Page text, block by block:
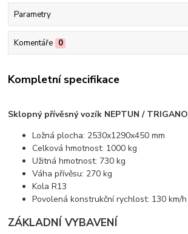
Parametry
Komentáře 0
Kompletní specifikace
Sklopný přívěsný vozík NEPTUN / TRIGANO
Ložná plocha: 2530x1290x450 mm
Celková hmotnost: 1000 kg
Užitná hmotnost: 730 kg
Váha přívěsu: 270 kg
Kola R13
Povolená konstrukční rychlost: 130 km/h
ZÁKLADNÍ VYBAVENÍ